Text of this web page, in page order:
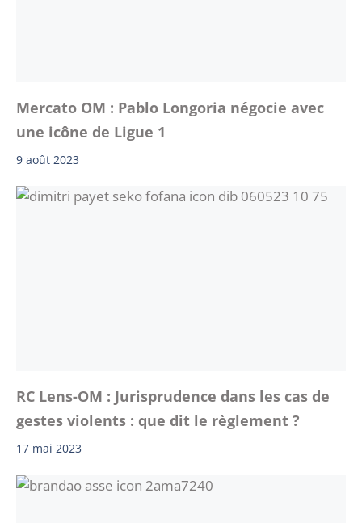
Mercato OM : Pablo Longoria négocie avec
une icône de Ligue 1
9 août 2023
RC Lens-OM : Jurisprudence dans les cas de
gestes violents : que dit le règlement ?
17 mai 2023